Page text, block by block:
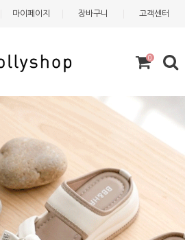
마이페이지 장바구니 고객센터
0